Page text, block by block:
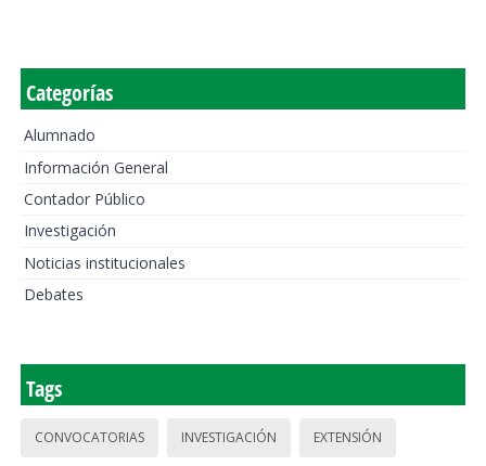
Categorías
Alumnado
Información General
Contador Público
Investigación
Noticias institucionales
Debates
Tags
CONVOCATORIAS INVESTIGACIÓN EXTENSIÓN